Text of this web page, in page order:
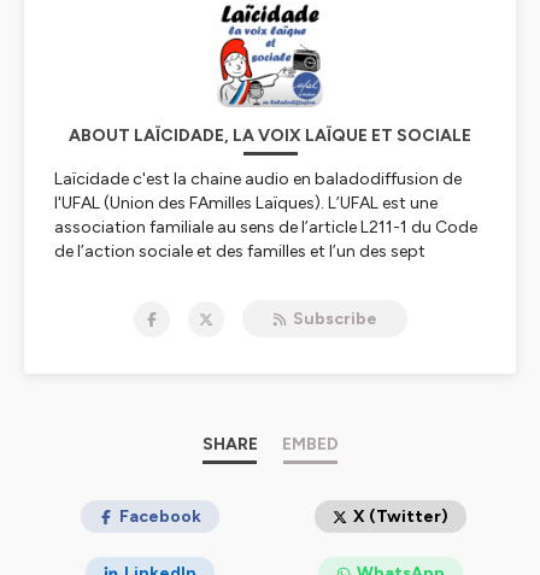
ABOUT LAÏCIDADE, LA VOIX LAÏQUE ET SOCIALE
Laïcidade c'est la chaine audio en baladodiffusion de
l'UFAL (Union des FAmilles Laïques). L’UFAL est une
association familiale au sens de l’article L211-1 du Code
de l’action sociale et des familles et l’un des sept
L’UFAL est une association agréée :
publique par le ministère de la Santé.
l’agrément « Association de consommateurs ».
Le rôle de l’UFAL est de :
définir et de défendre les droits et les intérêts
Subscribe
SHARE EMBED
Facebook X (Twitter)